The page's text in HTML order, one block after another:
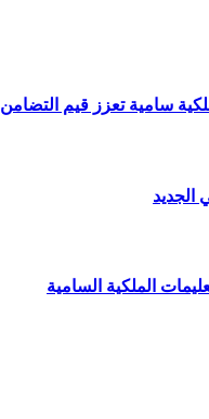
سامية تعزز قيم التضامن
الجديد
الملكية السامية